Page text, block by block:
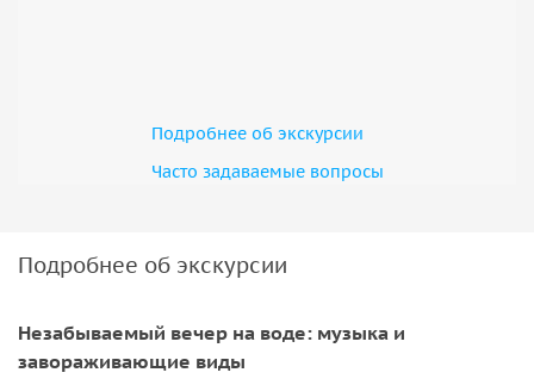
Подробнее об экскурсии
Часто задаваемые вопросы
Подробнее об экскурсии
Незабываемый вечер на воде: музыка и
завораживающие виды